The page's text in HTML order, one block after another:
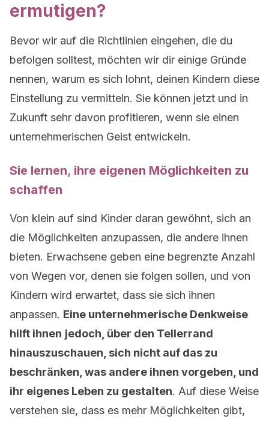
ermutigen?
Bevor wir auf die Richtlinien eingehen, die du
befolgen solltest, möchten wir dir einige Gründe
nennen, warum es sich lohnt, deinen Kindern diese
Einstellung zu vermitteln. Sie können jetzt und in
Zukunft sehr davon profitieren, wenn sie einen
unternehmerischen Geist entwickeln.
Sie lernen, ihre eigenen Möglichkeiten zu
schaffen
Von klein auf sind Kinder daran gewöhnt, sich an
die Möglichkeiten anzupassen, die andere ihnen
bieten. Erwachsene geben eine begrenzte Anzahl
von Wegen vor, denen sie folgen sollen, und von
Kindern wird erwartet, dass sie sich ihnen
anpassen. Eine unternehmerische Denkweise
hilft ihnen jedoch, über den Tellerrand
hinauszuschauen, sich nicht auf das zu
beschränken, was andere ihnen vorgeben, und
ihr eigenes Leben zu gestalten. Auf diese Weise
verstehen sie, dass es mehr Möglichkeiten gibt,